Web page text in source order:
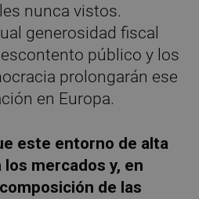
nunca vistos.
generosidad fiscal
público y los
prolongarán ese
en Europa.
este entorno de alta
mercados y, en
de las